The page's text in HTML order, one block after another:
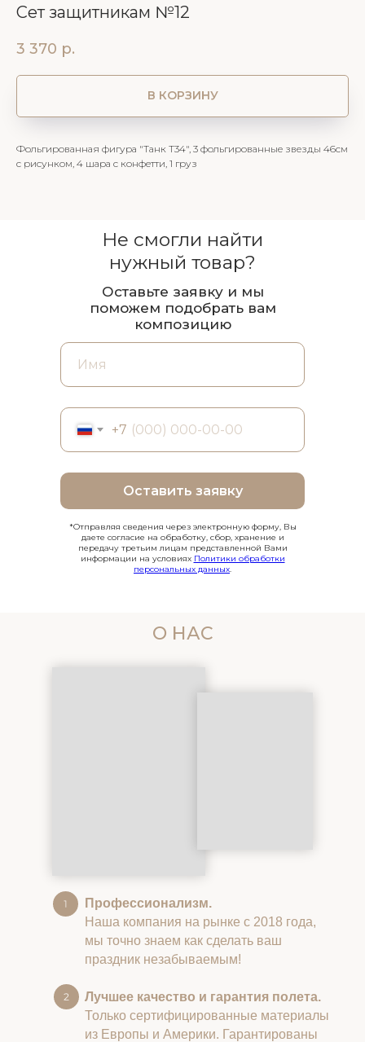
Сет защитникам №12
3 370 р.
В КОРЗИНУ
Фольгированная фигура "Танк Т34", 3 фольгированные звезды 46см
с рисунком, 4 шара с конфетти, 1 груз
+7
Оставить заявку
Не смогли найти
нужный товар?
Оставьте заявку и мы
поможем подобрать вам
композицию
*Отправляя сведения через электронную форму, Вы
даете согласие на обработку, сбор, хранение и
передачу третьим лицам представленной Вами
информации на условиях Политики обработки
персональных данных.
О НАС
Профессионализм.
Наша компания на рынке с 2018 года,
мы точно знаем как сделать ваш
праздник незабываемым!
Лучшее качество и гарантия полета.
Только сертифицированные материалы
из Европы и Америки. Гарантированы